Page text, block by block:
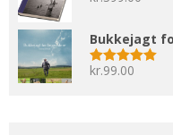
Bukkejagt
Vurderet
kr.99.00